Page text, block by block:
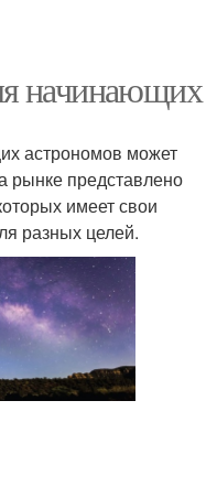
начинающих
астрономов может
рынке представлено
имеет свои
разных целей.